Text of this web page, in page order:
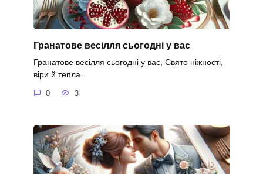
Гранатове весілля сьогодні у вас
Гранатове весілля сьогодні у вас, Свято ніжності,
віри й тепла.
0 3